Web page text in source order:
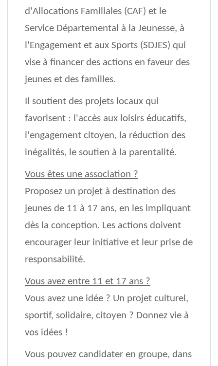
d'Allocations Familiales (CAF) et le
Service Départemental à la Jeunesse, à
l'Engagement et aux Sports (SDJES) qui
vise à financer des actions en faveur des
jeunes et des familles.
Il soutient des projets locaux qui
favorisent : l'accès aux loisirs éducatifs,
l'engagement citoyen, la réduction des
inégalités, le soutien à la parentalité.
Vous êtes une association ?
Proposez un projet à destination des
jeunes de 11 à 17 ans, en les impliquant
dès la conception. Les actions doivent
encourager leur initiative et leur prise de
responsabilité.
Vous avez entre 11 et 17 ans ?
Vous avez une idée ? Un projet culturel,
sportif, solidaire, citoyen ? Donnez vie à
vos idées !
Vous pouvez candidater en groupe, dans